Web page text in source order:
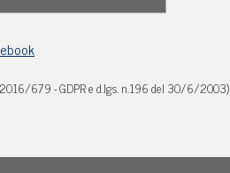
679 - GDPR e d.lgs. n.196 del 30/6/2003)